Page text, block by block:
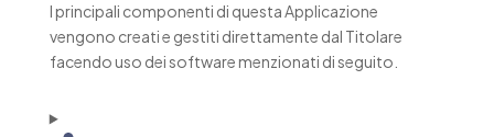
I principali componenti di questa Applicazione
vengono creati e gestiti direttamente dal Titolare
facendo uso dei software menzionati di seguito.